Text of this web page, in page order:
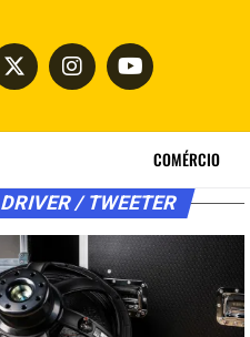
COMÉRCIO
DRIVER / TWEETER